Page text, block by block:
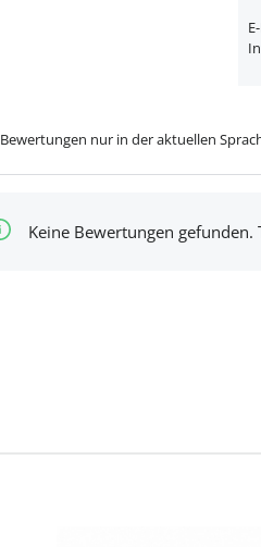
Bewertungen nur in der aktuellen
Keine Bewertungen